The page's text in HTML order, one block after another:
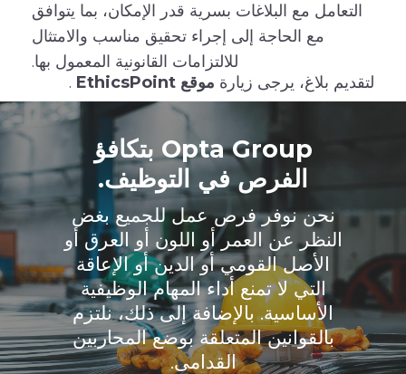
التعامل مع البلاغات بسرية قدر الإمكان، بما يتوافق
مع الحاجة إلى إجراء تحقيق مناسب والامتثال
للالتزامات القانونية المعمول بها.
لتقديم بلاغ، يرجى زيارة موقع EthicsPoint .
Opta Group بتكافؤ
الفرص في التوظيف.
نحن نوفر فرص عمل للجميع بغض
النظر عن العمر أو اللون أو العرق أو
الأصل القومي أو الدين أو الإعاقة
التي لا تمنع أداء المهام الوظيفية
الأساسية. بالإضافة إلى ذلك، نلتزم
بالقوانين المتعلقة بوضع المحاربين
القدامى.